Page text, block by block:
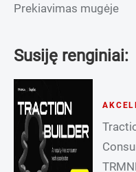
Prekiavimas mugėje
Susiję renginiai: